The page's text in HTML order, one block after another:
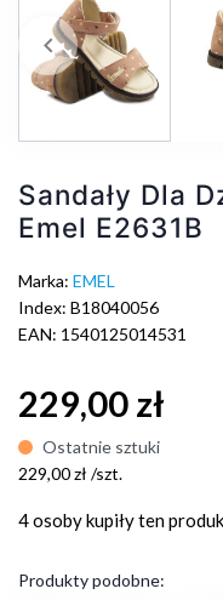
Poprzedni
keyboard_arrow_left
Sandały Dla
Emel E2631B
Marka: EMEL
Index: B18040056
EAN: 1540125014531
229,00 zł
Ostatnie sztuki
229,00 zł /szt.
4 osobykupiły ten
Produkty podobne: